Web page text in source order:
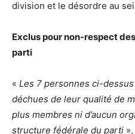
division et le désordre au
Exclus pour non-respect
parti
« Les 7 personnes ci-
déchues de leur qualité de
plus membres ni d’aucun
structure fédérale du parti